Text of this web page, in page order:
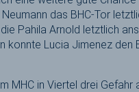
das BHC-Tor
Pahila Arnold letztlich
konnte Lucia Jimenez den
MHC in Viertel drei